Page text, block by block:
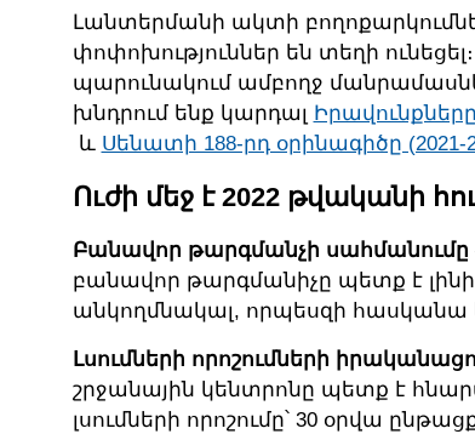
Լանտերմանի ակտի
փոփոխություններ են տեղի
պարունակում ամբողջ
խնդրում ենք կարդալ
և Սենատի 188-րդ օրինագիծը (2021-
Ուժի մեջ է 2022 թվականի
Բանավոր թարգմանչի սահմանումը
բանավոր թարգմանիչը պետք է
անկողմնակալ, որպեսզի
Լսումների որոշումների
շրջանային կենտրոնը պետք է
լսումների որոշումը՝ 30 օրվա